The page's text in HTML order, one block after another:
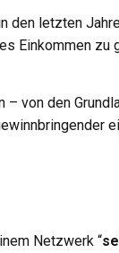
den letzten
Einkommen zu
von den
Netzwerk “